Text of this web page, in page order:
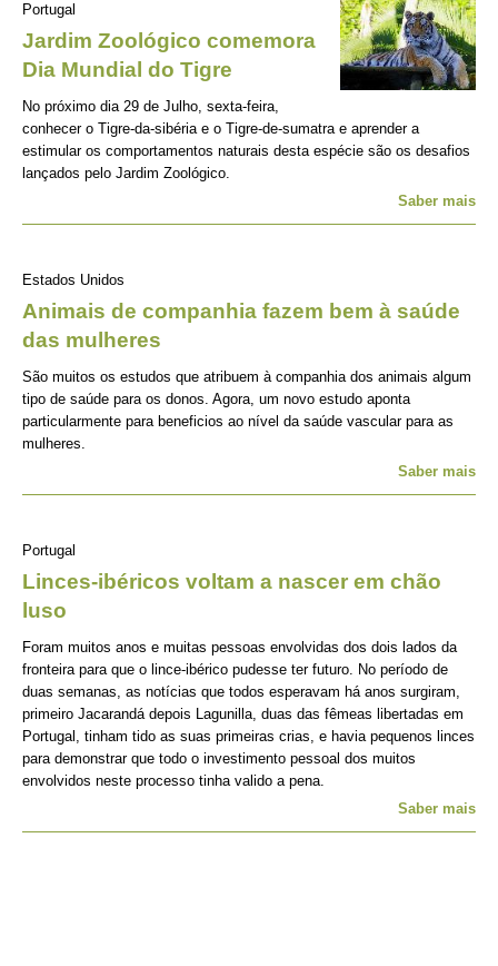
Portugal
Jardim Zoológico comemora
Dia Mundial do Tigre
No próximo dia 29 de Julho, sexta-feira,
conhecer o Tigre-da-sibéria e o Tigre-de-sumatra e aprender a
estimular os comportamentos naturais desta espécie são os desafios
lançados pelo Jardim Zoológico.
Saber mais
Estados Unidos
Animais de companhia fazem bem à saúde
das mulheres
São muitos os estudos que atribuem à companhia dos animais algum
tipo de saúde para os donos. Agora, um novo estudo aponta
particularmente para beneficios ao nível da saúde vascular para as
mulheres.
Saber mais
Portugal
Linces-ibéricos voltam a nascer em chão
luso
Foram muitos anos e muitas pessoas envolvidas dos dois lados da
fronteira para que o lince-ibérico pudesse ter futuro. No período de
duas semanas, as notícias que todos esperavam há anos surgiram,
primeiro Jacarandá depois Lagunilla, duas das fêmeas libertadas em
Portugal, tinham tido as suas primeiras crias, e havia pequenos linces
para demonstrar que todo o investimento pessoal dos muitos
envolvidos neste processo tinha valido a pena.
Saber mais